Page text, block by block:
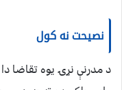
نصیحت نه کول
د مدرنې نړۍ یوه تقاضا